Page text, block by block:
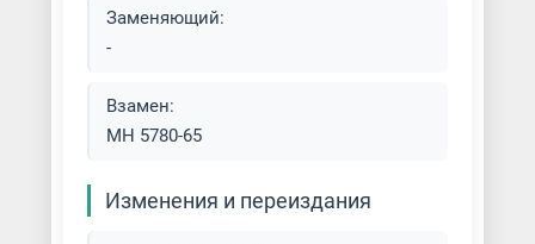
Заменяющий:
-
Взамен:
МН 5780-65
Изменения и переиздания